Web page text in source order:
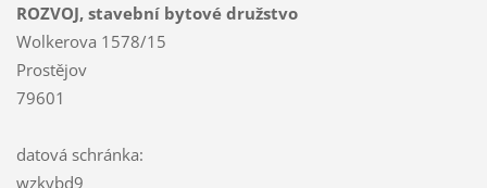
ROZVOJ, stavební bytové družstvo
Wolkerova 1578/15
Prostějov
79601
datová schránka:
wzkybd9